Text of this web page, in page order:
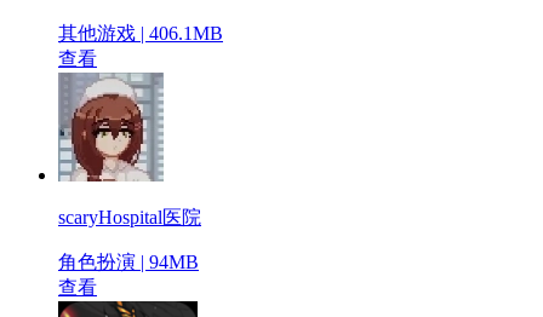
其他游戏 | 406.1MB
查看
scaryHospital医院
角色扮演 | 94MB
查看